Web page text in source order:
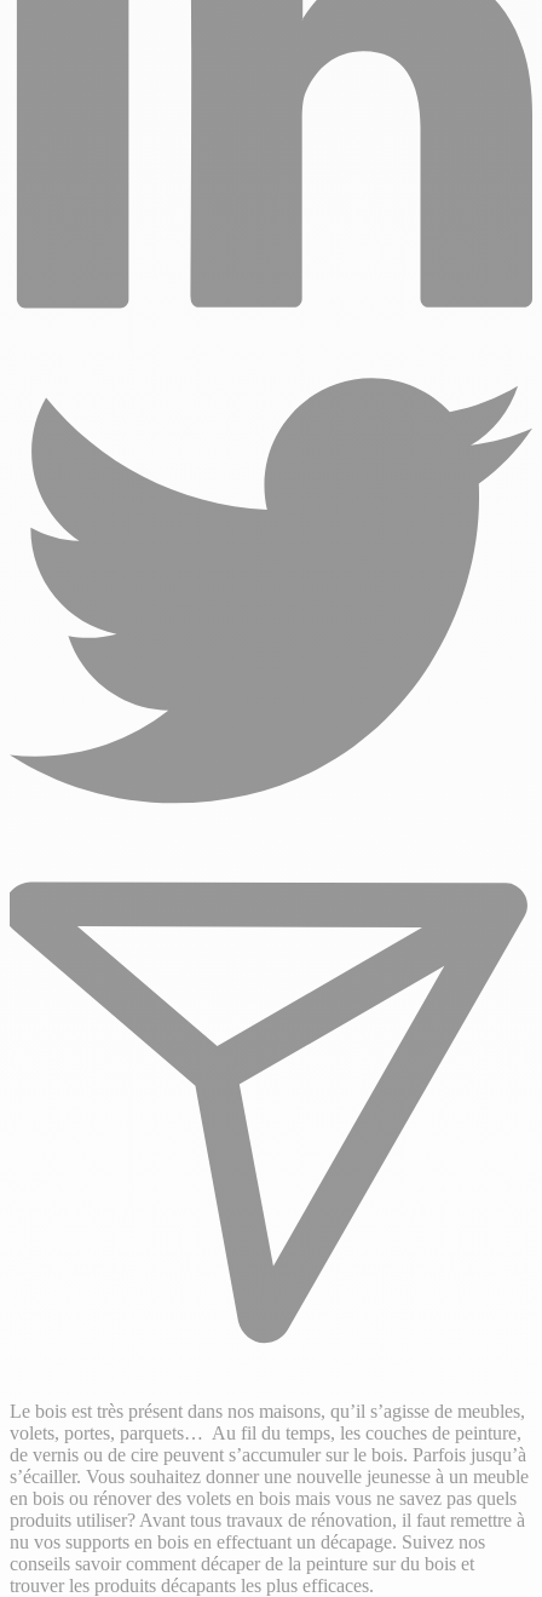
Le bois est très présent dans nos maisons, qu’il s’agisse de meubles,
volets, portes, parquets… Au fil du temps, les couches de peinture,
de vernis ou de cire peuvent s’accumuler sur le bois. Parfois jusqu’à
s’écailler. Vous souhaitez donner une nouvelle jeunesse à un meuble
en bois ou rénover des volets en bois mais vous ne savez pas quels
produits utiliser? Avant tous travaux de rénovation, il faut remettre à
nu vos supports en bois en effectuant un décapage. Suivez nos
conseils savoir comment décaper de la peinture sur du bois et
trouver les produits décapants les plus efficaces.